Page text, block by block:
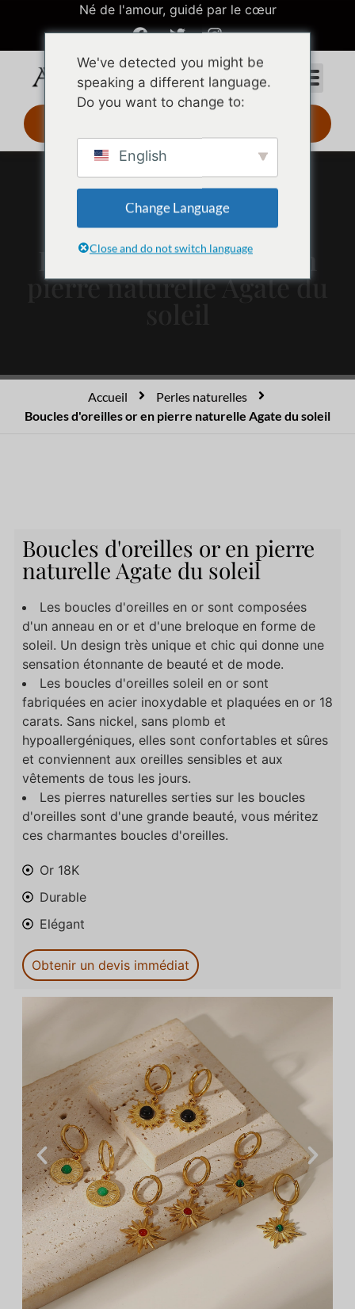
Né de l'amour, guidé par le cœur
Boucles d'oreilles or en
pierre naturelle Agate du
Accueil
Perles naturelles
Boucles d'oreilles or en pierre naturelle Agate du soleil
Boucles d'oreilles or en pierre
naturelle Agate du soleil
Les boucles d'oreilles en or sont composées
d'un anneau en or et d'une breloque en forme de
soleil. Un design très unique et chic qui donne une
sensation étonnante de beauté et de mode.
Les boucles d'oreilles soleil en or sont
fabriquées en acier inoxydable et plaquées en or 18
carats. Sans nickel, sans plomb et
hypoallergéniques, elles sont confortables et sûres
et conviennent aux oreilles sensibles et aux
vêtements de tous les jours.
Les pierres naturelles serties sur les boucles
d'oreilles sont d'une grande beauté, vous méritez
ces charmantes boucles d'oreilles.
Or 18K
Durable
Elégant
Obtenir un devis immédiat
We've detected you might be
speaking a different language.
Do you want to change to:
English
Change Language
Close and do not switch language